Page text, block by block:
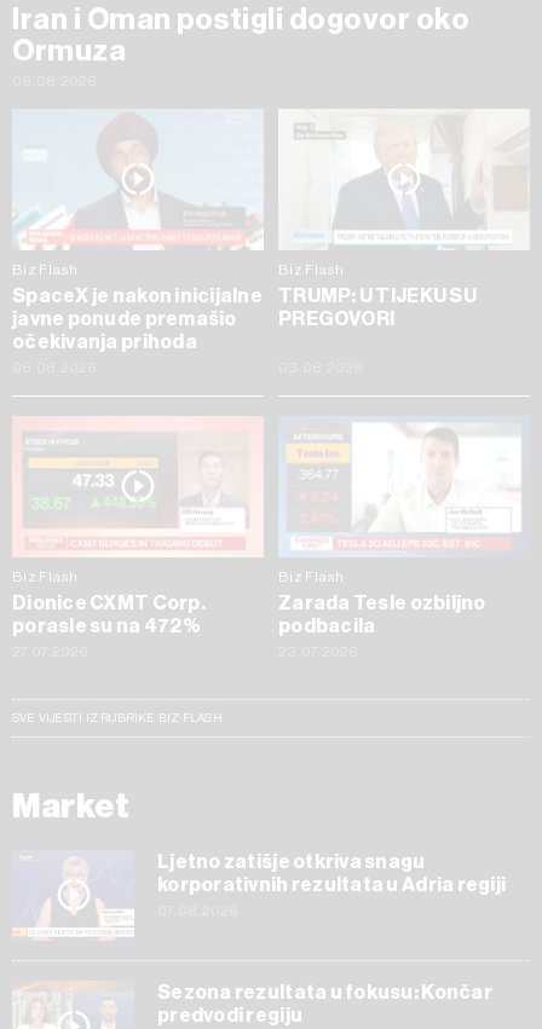
Iran i Oman postigli dogovor oko
Ormuza
Biz Flash
SpaceX je nakon inicijalne
javne ponude premašio
očekivanja prihoda
Biz Flash
TRUMP: U TIJEKU SU
PREGOVORI
Biz Flash
Dionice CXMT Corp.
porasle su na 472%
Biz Flash
Zarada Tesle ozbiljno
podbacila
SVE VIJESTI IZ RUBRIKE BIZ FLASH
Market
Ljetno zatišje otkriva snagu
korporativnih rezultata u Adria regiji
Sezona rezultata u fokusu: Končar
predvodi regiju